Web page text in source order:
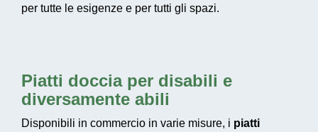
per tutte le esigenze e per tutti gli spazi.
Piatti doccia per disabili e
diversamente abili
Disponibili in commercio in varie misure, i piatti